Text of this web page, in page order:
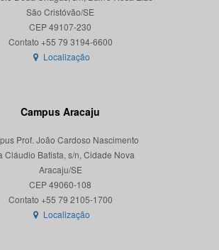
São Cristóvão/SE
CEP 49107-230
Localização
Campus Aracaju
Prof. João Cardoso Nascimento
Cláudio Batista, s/n, Cidade Nova
Aracaju/SE
CEP 49060-108
Localização